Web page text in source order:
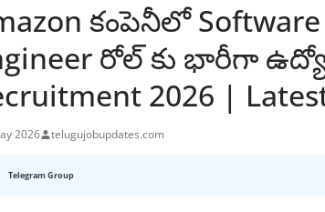
కంపెనీలో
రోల్ కు భారీగా
2026 |
2026 telugujobupdates.com
Telegram Group